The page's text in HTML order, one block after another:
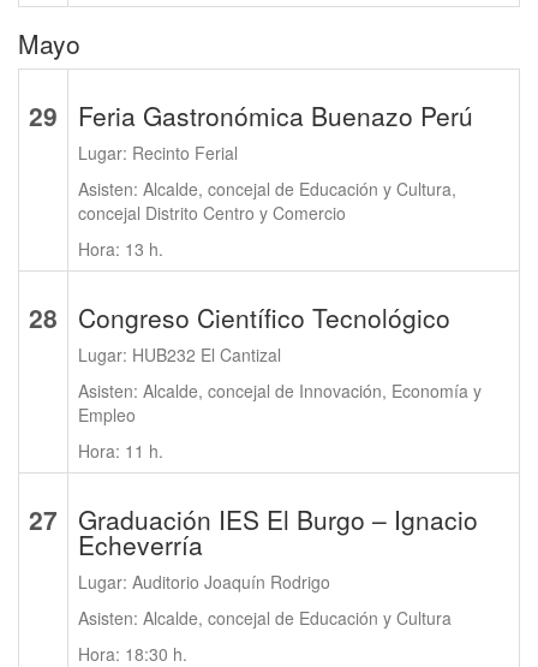
Mayo
29
Feria Gastronómica Buenazo Perú
Lugar: Recinto Ferial
Asisten: Alcalde, concejal de Educación y Cultura,
concejal Distrito Centro y Comercio
Hora: 13 h.
28 Congreso Científico Tecnológico
Lugar: HUB232 El Cantizal
Asisten: Alcalde, concejal de Innovación, Economía y
Empleo
Hora: 11 h.
27 Graduación IES El Burgo – Ignacio
Echeverría
Lugar: Auditorio Joaquín Rodrigo
Asisten: Alcalde, concejal de Educación y Cultura
Hora: 18:30 h.